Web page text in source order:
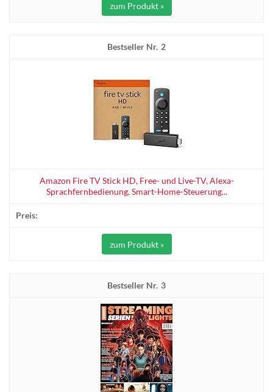
zum Produkt »
2
Amazon Fire TV Stick HD, Free- und Live-TV, Alexa-
Sprachfernbedienung, Smart-Home-Steuerung...
zum Produkt »
3